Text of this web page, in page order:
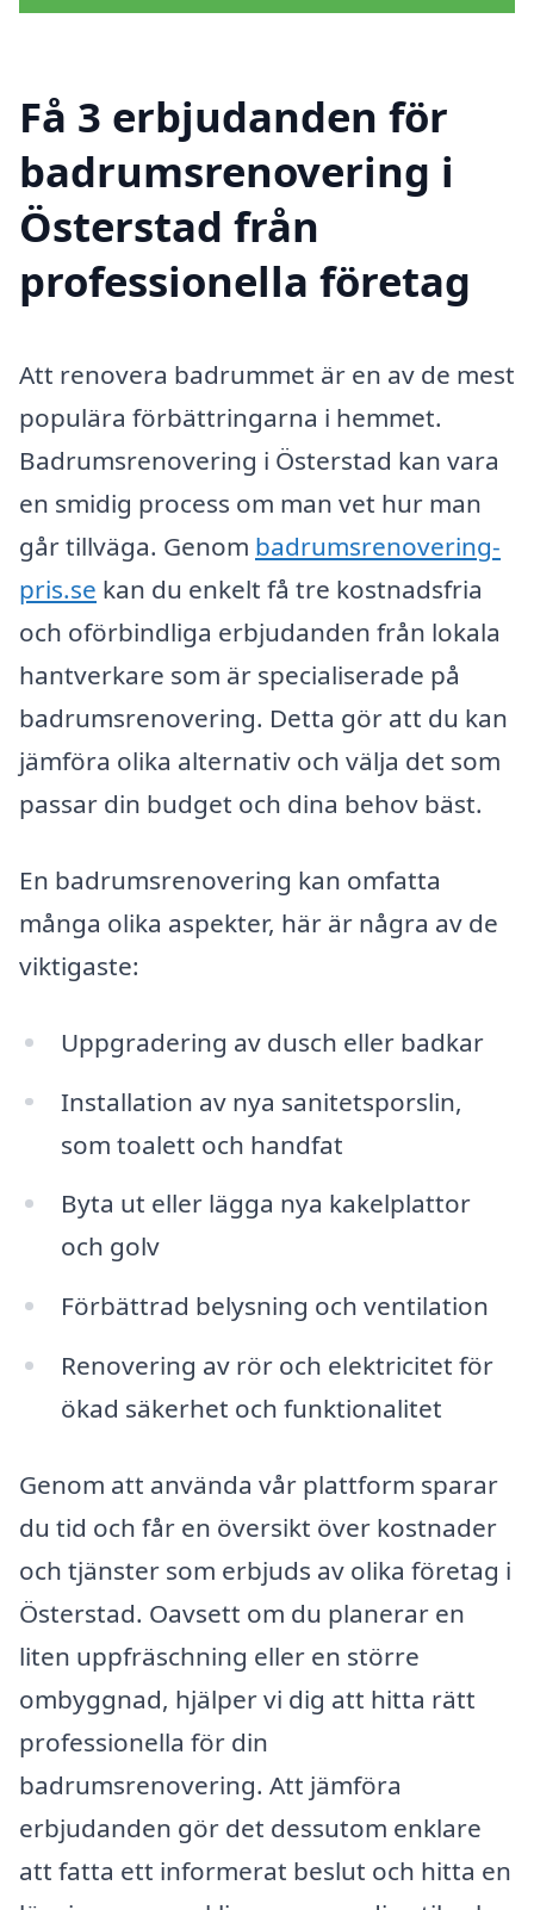
Få 3 erbjudanden för
badrumsrenovering i
Österstad från
professionella företag
Att renovera badrummet är en av de mest
populära förbättringarna i hemmet.
Badrumsrenovering i Österstad kan vara
en smidig process om man vet hur man
går tillväga. Genom badrumsrenovering-
pris.se kan du enkelt få tre kostnadsfria
och oförbindliga erbjudanden från lokala
hantverkare som är specialiserade på
badrumsrenovering. Detta gör att du kan
jämföra olika alternativ och välja det som
passar din budget och dina behov bäst.
En badrumsrenovering kan omfatta
många olika aspekter, här är några av de
viktigaste:
Uppgradering av dusch eller badkar
Installation av nya sanitetsporslin,
som toalett och handfat
Byta ut eller lägga nya kakelplattor
och golv
Förbättrad belysning och ventilation
Renovering av rör och elektricitet för
ökad säkerhet och funktionalitet
Genom att använda vår plattform sparar
du tid och får en översikt över kostnader
och tjänster som erbjuds av olika företag i
Österstad. Oavsett om du planerar en
liten uppfräschning eller en större
ombyggnad, hjälper vi dig att hitta rätt
professionella för din
badrumsrenovering. Att jämföra
erbjudanden gör det dessutom enklare
att fatta ett informerat beslut och hitta en